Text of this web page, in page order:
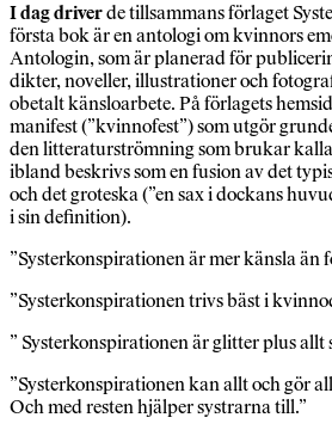
I dag driverde tillsammans förlaget
första bok är en antologi om kvinnors
Antologin, som är planerad för
dikter, noveller, illustrationer och
obetalt känsloarbete. På förlagets
manifest (”kvinnofest”) som utgör
den litteraturströmning som brukar
ibland beskrivs som en fusion av det
och det groteska (”en sax i dockans
i sin definition).
”Systerkonspirationen är mer känsla än
”Systerkonspirationen trivs bäst i
” Systerkonspirationen är glitter plus allt
”Systerkonspirationen kan allt och gör
Och med resten hjälper systrarna till.”